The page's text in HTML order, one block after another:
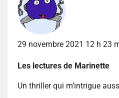
29 novembre 2021 12 h 23
Les lectures de Marinette
Un thriller qui m’intrigue